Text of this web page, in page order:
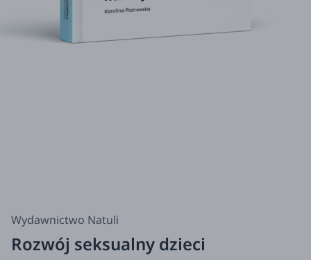
Wydawnictwo Natuli
Rozwój seksualny dzieci